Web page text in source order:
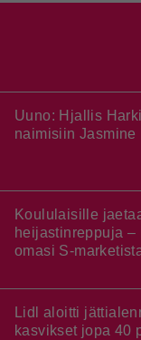
Uuno: Hjallis
naimisiin Jasmine
Koululaisille
heijastinreppuja –
omasi S-
Lidl aloitti
kasvikset jopa 40